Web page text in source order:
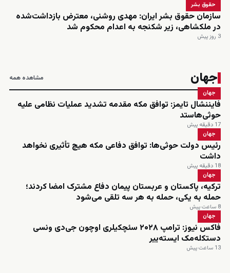
حقوق بشر
سازمان حقوق بشر ایران: مهدی روشنی، معترض بازداشت‌شده
در ملکشاهی، زیر شکنجه به اعدام محکوم شد
3 روز پیش
جهان مشاهده همه
جهان
فایننشال تایمز: توافق مکه مقدمه تشدید عملیات نظامی علیه
حوثی‌هاستد
17 دقیقه پیش
جهان
رئیس دولت حوثی‌ها: توافق دفاعی مکه هیچ تأثیری نخواهد
داشت
18 دقیقه پیش
جهان
ترکیه، پاکستان و عربستان پیمان دفاع مشترک امضا کردند؛
حمله به یکی، حمله به هر سه تلقی می‌شود
8 ساعت پیش
جهان
فاکس نیوز: ترامپ ۲۰۲۸ سئچکیلری اوچون جی‌دی ونسی
دستکله‌مک ایسته‌ییر
13 ساعت پیش